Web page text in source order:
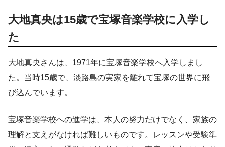
大地真央は15歳で宝塚音楽学校に入学し
た
大地真央さんは、1971年に宝塚音楽学校へ入学しまし
た。当時15歳で、淡路島の実家を離れて宝塚の世界に飛
び込んでいます。
宝塚音楽学校への進学は、本人の努力だけでなく、家族の
理解と支えがなければ難しいものです。レッスンや受験準